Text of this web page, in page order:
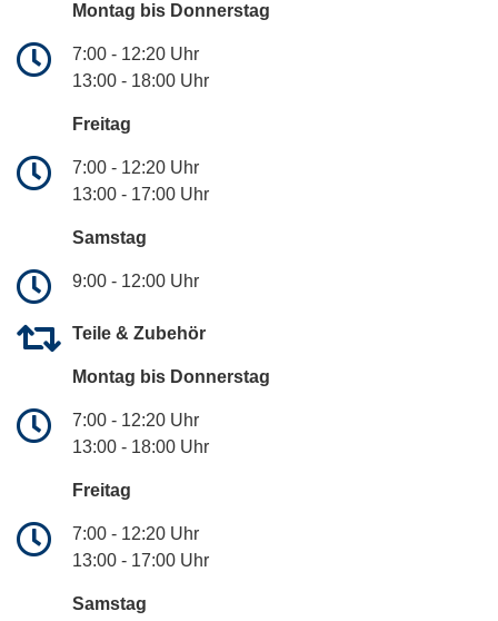
Montag bis Donnerstag
7:00 - 12:20 Uhr
13:00 - 18:00 Uhr
Freitag
7:00 - 12:20 Uhr
13:00 - 17:00 Uhr
Samstag
9:00 - 12:00 Uhr
Teile & Zubehör
Montag bis Donnerstag
7:00 - 12:20 Uhr
13:00 - 18:00 Uhr
Freitag
7:00 - 12:20 Uhr
13:00 - 17:00 Uhr
Samstag